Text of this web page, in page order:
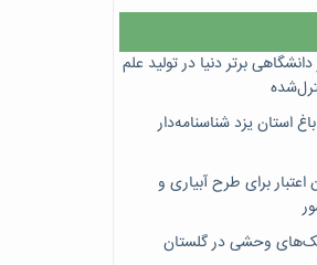
در جمع ۳ مرکز دانشگاهی برتر دنیا در تولید علم
گلخانه و باغ استان یزد شناسنامه‌دار
تومان اعتبار برای طرح آبیاری و
وحشی در گلستان